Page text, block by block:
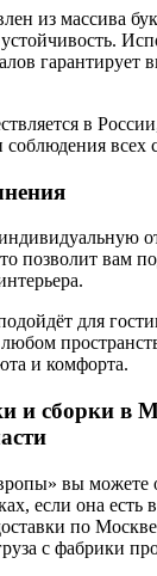
из массива
гарантирует
в
соблюдения всех
позволит вам
для
и комфорта.
и сборки в
вы можете
если она есть
по
с фабрики